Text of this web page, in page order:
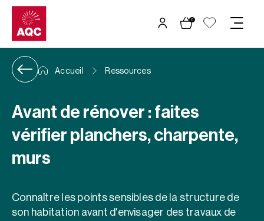
Panneau de gestion des cookies
0
Accueil Ressources
Avant de rénover : faites
vérifier planchers, charpente,
murs
Connaître les points sensibles de la structure de
son habitation avant d'envisager des travaux de